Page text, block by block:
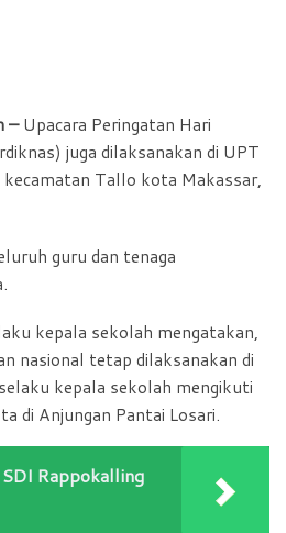
–Upacara Peringatan Hari
juga dilaksanakan di UPT
Tallo kota Makassar,
guru dan tenaga
kepala sekolah mengatakan,
nasional tetap dilaksanakan di
kepala sekolah mengikuti
di Anjungan Pantai Losari.
Rappokalling